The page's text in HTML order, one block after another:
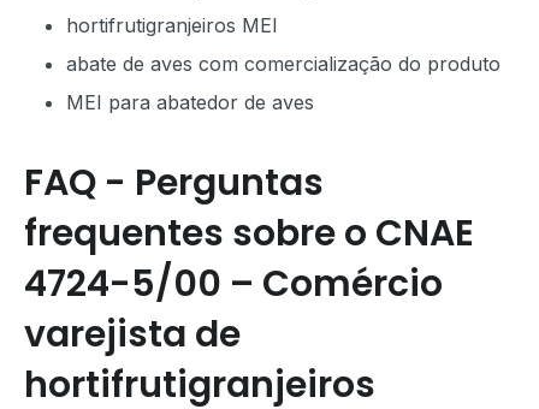
hortifrutigranjeiros MEI
abate de aves com comercialização do produto
MEI para abatedor de aves
FAQ - Perguntas
frequentes sobre o CNAE
4724-5/00 – Comércio
varejista de
hortifrutigranjeiros